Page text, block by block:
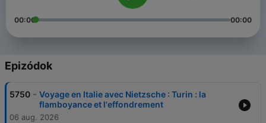
00:00 00:00
Epizódok
5750 - Voyage en Italie avec Nietzsche : Turin : la
flamboyance et l'effondrement
06 aug. 2026